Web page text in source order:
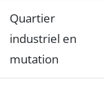
Quartier
industriel en
mutation